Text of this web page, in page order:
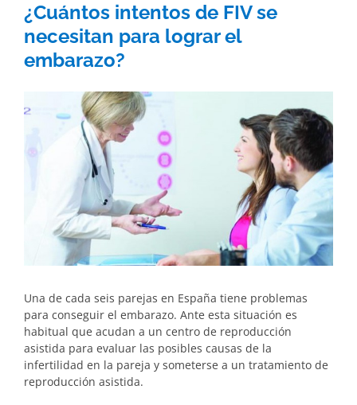
¿Cuántos intentos de FIV se
necesitan para lograr el
embarazo?
Larger
Una de cada seis parejas en España tiene problemas
para conseguir el embarazo. Ante esta situación es
habitual que acudan a un centro de reproducción
asistida para evaluar las posibles causas de la
infertilidad en la pareja y someterse a un tratamiento de
reproducción asistida.